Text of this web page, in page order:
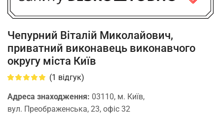
Чепурний Віталій Миколайович,
приватний виконавець виконавчого
округу міста Київ
(1 відгук)
Адреса знаходження: 03110, м. Київ,
вул. Преображенська, 23, офіс 32